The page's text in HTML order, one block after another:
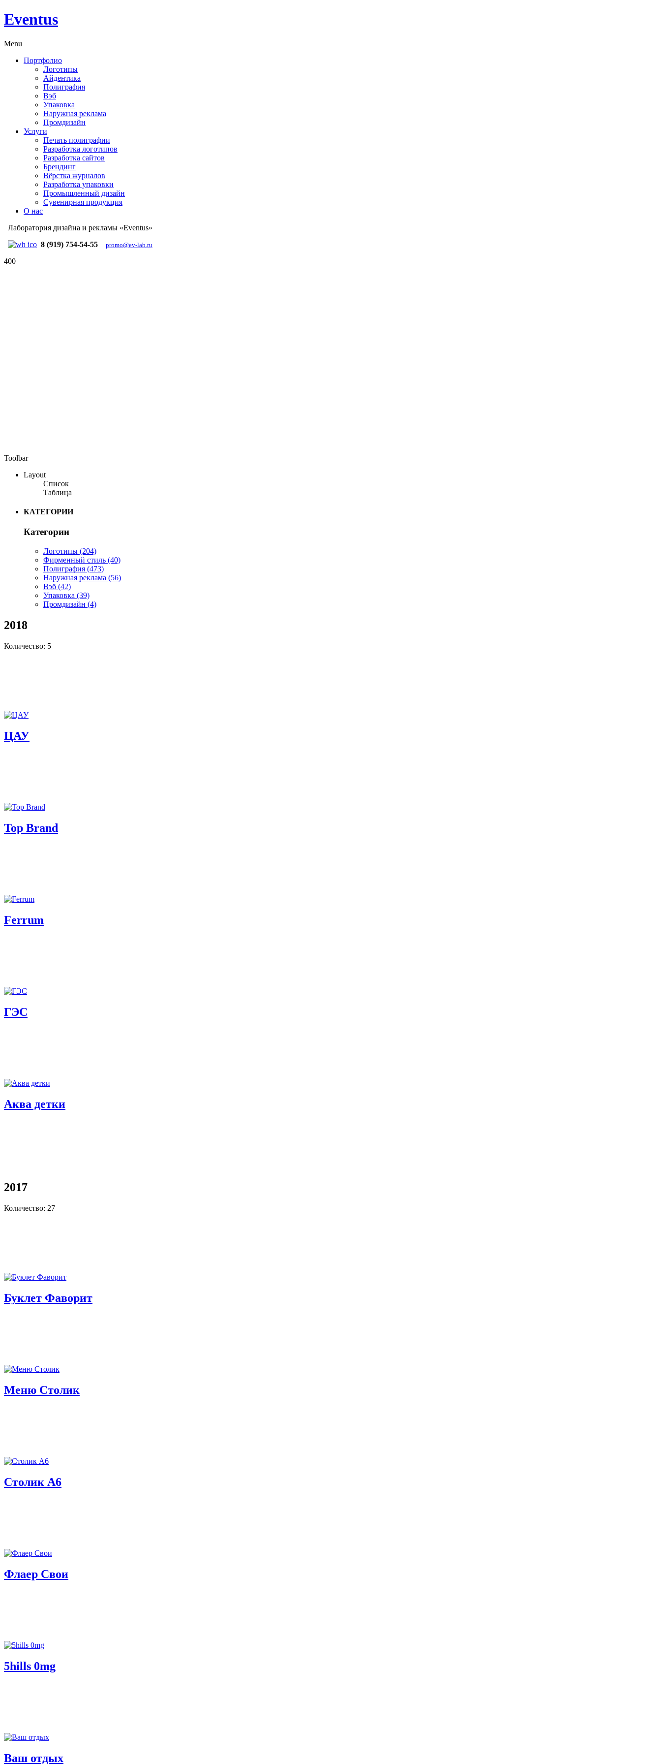
Eventus
Menu
Портфолио
Логотипы
Айдентика
Полиграфия
Вэб
Упаковка
Наружная реклама
Промдизайн
Услуги
Печать полиграфии
Разработка логотипов
Разработка сайтов
Брендинг
Вёрстка журналов
Разработка упаковки
Промышленный дизайн
Сувенирная продукция
О нас
Лаборатория дизайна и рекламы «Eventus»
8 (919) 754-54-55
promo@ev-lab.ru
400
Toolbar
Layout
Список
Таблица
КАТЕГОРИИ
Категории
Логотипы (204)
Фирменный стиль (40)
Полиграфия (473)
Наружная реклама (56)
Вэб (42)
Упаковка (39)
Промдизайн (4)
2018
Количество: 5
ЦАУ
Top Brand
Ferrum
ГЭС
Аква детки
2017
Количество: 27
Буклет Фаворит
Меню Столик
Столик А6
Флаер Свои
5hills 0mg
Ваш отдых